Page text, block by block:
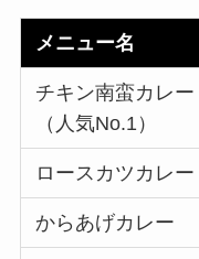
メニュー名
チキン南蛮カレー
（人気No.1）
ロースカツカレー
からあげカレー